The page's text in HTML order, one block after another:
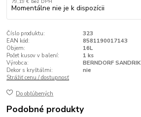
Momentálne nie je k dispozícii
Číslo produktu:
323
EAN kód:
8581190017143
Objem:
16L
Počet kusov v balení:
1 ks
Výrobca:
BERNDORF SANDRIK
Dekor s kryštálmi:
nie
Strážiť cenu / dostupnosť
Do obľúbených
Podobné produkty